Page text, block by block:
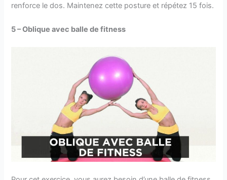
renforce le dos. Maintenez cette posture et répétez 15 fois.
5 – Oblique avec balle de fitness